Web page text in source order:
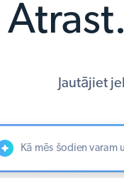
Jautājiet